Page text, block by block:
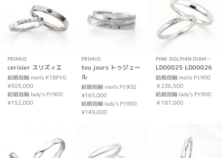
PRIMUS
cerisier スリズィエ
結婚指輪 men's K18PtG
¥303,000
結婚指輪 lady's Pt900
¥152,000
PRIMUS
tou jours トゥジュー
ル
結婚指輪 men's Pt900
¥165,000
結婚指輪 lady's Pt900
¥149,000
PINK DOLPHIN DIAMOND
LD00025 LD00026
結婚指輪 men`s Pt900
￥236,500
結婚指輪 lady`s Pt900
￥187,000